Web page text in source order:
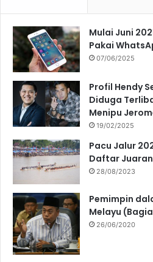
Mulai Juni
Pakai
07/06/2025
Profil Hendy
Diduga
Menipu
19/02/2025
Pacu Jalur
Daftar
28/08/2023
Pemimpin
Melayu
26/06/2020